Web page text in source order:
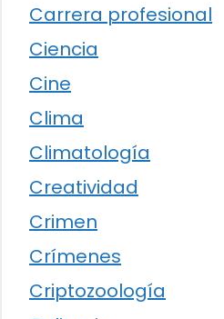
Carrera profesional
Ciencia
Cine
Clima
Climatología
Creatividad
Crimen
Crímenes
Criptozoología